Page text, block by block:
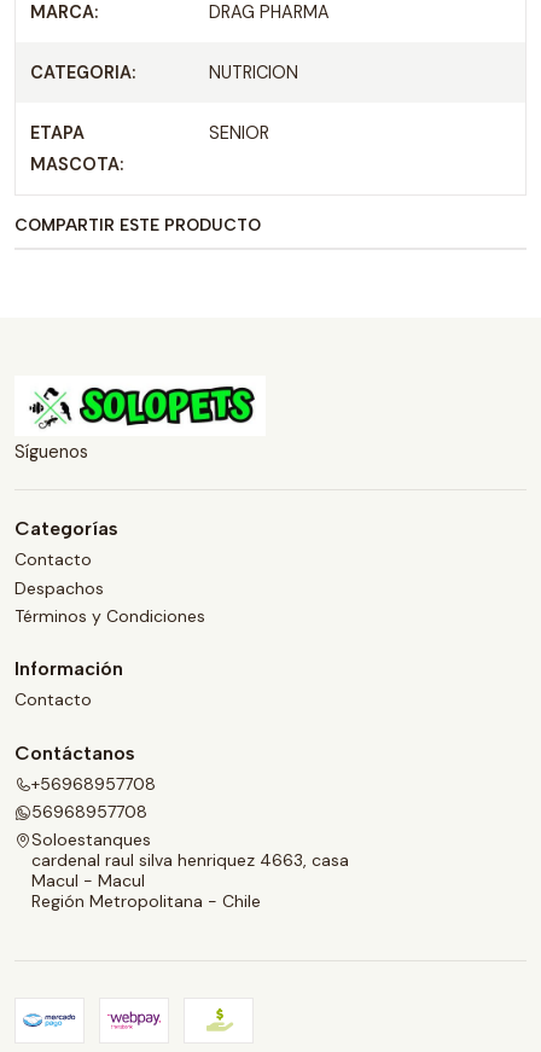
MARCA: DRAG PHARMA
CATEGORIA: NUTRICION
ETAPA
MASCOTA:
SENIOR
COMPARTIR ESTE PRODUCTO
Síguenos
Categorías
Contacto
Despachos
Términos y Condiciones
Información
Contacto
Contáctanos
+56968957708
56968957708
Soloestanques
cardenal raul silva henriquez 4663, casa
Macul - Macul
Región Metropolitana - Chile